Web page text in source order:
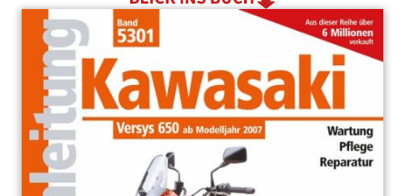
Main image
Click to view image in fullscreen